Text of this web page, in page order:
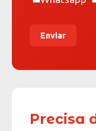
Enviar
Precisa